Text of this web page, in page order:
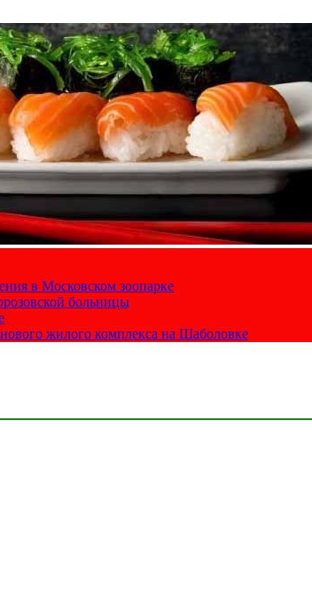
в Московском зоопарке
больницы
жилого комплекса на Шаболовке